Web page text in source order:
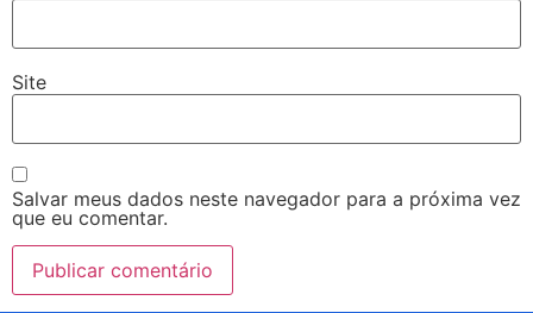
Site
Salvar meus dados neste navegador para a próxima vez
que eu comentar.